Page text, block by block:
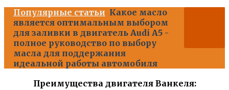
Популярные статьи Какое масло
является оптимальным выбором
для заливки в двигатель Audi A5 -
полное руководство по выбору
масла для поддержания
идеальной работы автомобиля
Преимущества двигателя Ванкеля: